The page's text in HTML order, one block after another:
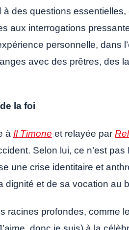
des questions
aux interrogations
personnelle, dans
avec des prêtres, des
la foi
à Il Timone et relayée par
Selon lui, ce n’est
une crise identitaire et
et de sa vocation au
racines profondes, comme